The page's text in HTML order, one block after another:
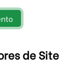
de Site